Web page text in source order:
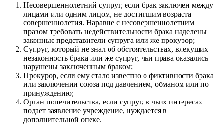
Несовершеннолетний супруг, если брак заключен между
лицами или одним лицом, не достигшим возраста
совершеннолетия. Наравне с несовершеннолетним
правом требовать недействительности брака наделены
законные представители супруга или же прокурор;
Супруг, который не знал об обстоятельствах, влекущих
незаконность брака или же супруг, чьи права оказались
нарушены заключенным браком;
Прокурор, если ему стало известно о фиктивности брака
или заключении союза под давлением, обманом или по
принуждению;
Орган попечительства, если супруг, в чьих интересах
подает заявление учреждение, нуждается в
дополнительной опеке.